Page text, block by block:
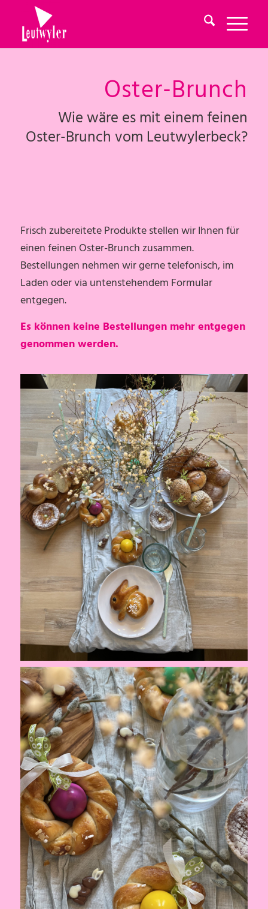
Oster-Brunch
Wie wäre es mit einem feinen
Oster-Brunch vom Leutwylerbeck?
Frisch zubereitete Produkte stellen wir Ihnen für
einen feinen Oster-Brunch zusammen.
Bestellungen nehmen wir gerne telefonisch, im
Laden oder via untenstehendem Formular
entgegen.
Es können keine Bestellungen mehr entgegen
genommen werden.